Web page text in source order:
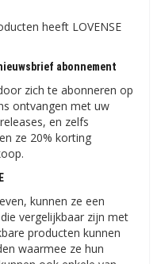
heeft LOVENSE
abonnement
zich te abonneren op
ontvangen met uw
en zelfs
ze 20% korting
kunnen ze een
vergelijkbaar zijn met
producten kunnen
waarmee ze hun